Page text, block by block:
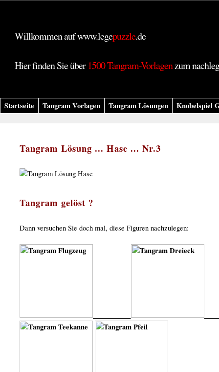
Willkommen auf www.legepuzzle.de
Hier finden Sie über1500 Tangram-Vorlagenzum
Startseite Tangram Vorlagen Tangram Lösungen Knobelspiel
Tangram Lösung ... Hase ... Nr.3
Tangram gelöst ?
Dann versuchen Sie doch mal, diese Figuren nachzulegen: